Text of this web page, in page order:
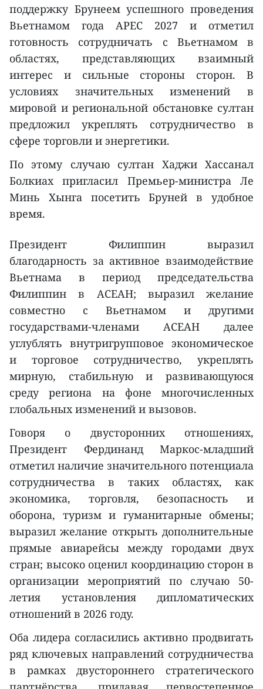
поддержку Брунеем успешного проведения
Вьетнамом года APEC 2027 и отметил
готовность сотрудничать с Вьетнамом в
областях, представляющих взаимный
интерес и сильные стороны сторон. В
условиях значительных изменений в
мировой и региональной обстановке султан
предложил укреплять сотрудничество в
сфере торговли и энергетики.
По этому случаю султан Хаджи Хассанал
Болкиах пригласил Премьер-министра Ле
Минь Хынга посетить Бруней в удобное
время.
Президент Филиппин выразил
благодарность за активное взаимодействие
Вьетнама в период председательства
Филиппин в АСЕАН; выразил желание
совместно с Вьетнамом и другими
государствами-членами АСЕАН далее
углублять внутригрупповое экономическое
и торговое сотрудничество, укреплять
мирную, стабильную и развивающуюся
среду региона на фоне многочисленных
глобальных изменений и вызовов.
Говоря о двусторонних отношениях,
Президент Фердинанд Маркос-младший
отметил наличие значительного потенциала
сотрудничества в таких областях, как
экономика, торговля, безопасность и
оборона, туризм и гуманитарные обмены;
выразил желание открыть дополнительные
прямые авиарейсы между городами двух
стран; высоко оценил координацию сторон в
организации мероприятий по случаю 50-
летия установления дипломатических
отношений в 2026 году.
Оба лидера согласились активно продвигать
ряд ключевых направлений сотрудничества
в рамках двустороннего стратегического